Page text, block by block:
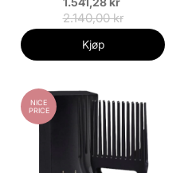
2.140,00 kr
Kjøp
NICE
PRICE